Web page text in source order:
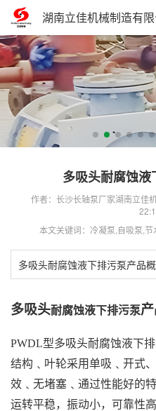
湖南立佳机械制造有
多吸头耐腐蚀
作者：长沙长轴泵厂家湖南立佳
本文关键词：冷凝泵,自吸泵,
多吸头耐腐蚀液下排污泵产品
多吸头耐腐蚀液下排污泵
PWDL型多吸头耐腐蚀液下
结构 ﹑ 叶轮采用单吸 ﹑ 开式
效 ﹑ 无堵塞 ﹑ 通过性能好的
运转平稳，振动小，可靠性